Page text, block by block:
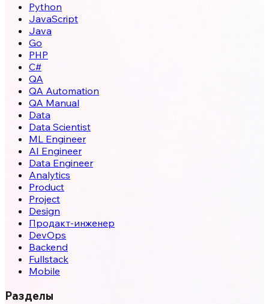
Python
JavaScript
Java
Go
PHP
C#
QA
QA Automation
QA Manual
Data
Data Scientist
ML Engineer
AI Engineer
Data Engineer
Analytics
Product
Project
Design
Продакт-инженер
DevOps
Backend
Fullstack
Mobile
Разделы